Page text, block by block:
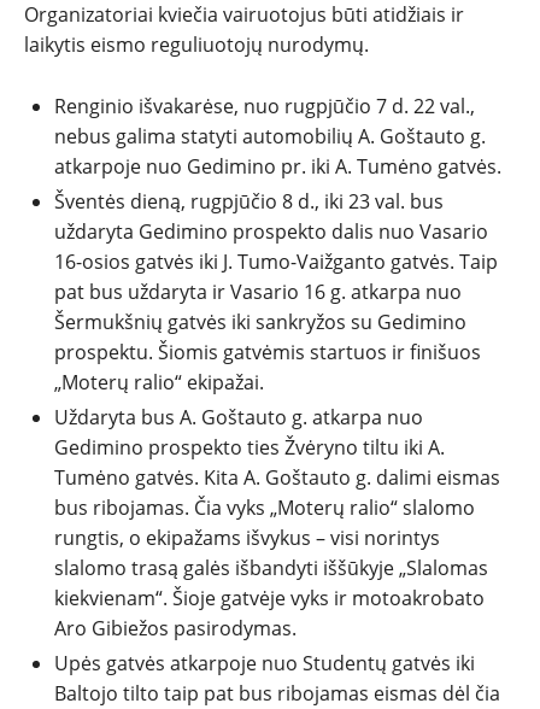
Organizatoriai kviečia vairuotojus būti atidžiais ir
laikytis eismo reguliuotojų nurodymų.
Renginio išvakarėse, nuo rugpjūčio 7 d. 22 val.,
nebus galima statyti automobilių A. Goštauto g.
atkarpoje nuo Gedimino pr. iki A. Tumėno gatvės.
Šventės dieną, rugpjūčio 8 d., iki 23 val. bus
uždaryta Gedimino prospekto dalis nuo Vasario
16-osios gatvės iki J. Tumo-Vaižganto gatvės. Taip
pat bus uždaryta ir Vasario 16 g. atkarpa nuo
Šermukšnių gatvės iki sankryžos su Gedimino
prospektu. Šiomis gatvėmis startuos ir finišuos
„Moterų ralio“ ekipažai.
Uždaryta bus A. Goštauto g. atkarpa nuo
Gedimino prospekto ties Žvėryno tiltu iki A.
Tumėno gatvės. Kita A. Goštauto g. dalimi eismas
bus ribojamas. Čia vyks „Moterų ralio“ slalomo
rungtis, o ekipažams išvykus – visi norintys
slalomo trasą galės išbandyti iššūkyje „Slalomas
kiekvienam“. Šioje gatvėje vyks ir motoakrobato
Aro Gibiežos pasirodymas.
Upės gatvės atkarpoje nuo Studentų gatvės iki
Baltojo tilto taip pat bus ribojamas eismas dėl čia